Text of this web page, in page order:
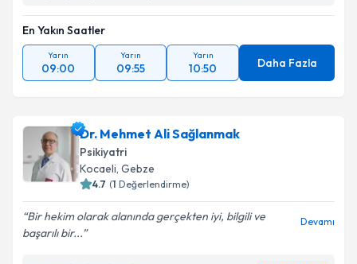
En Yakın Saatler
Yarın
09:00
Yarın
09:55
Yarın
10:50 Daha Fazla
Dr. Mehmet Ali Sağlanmak
Psikiyatri
Kocaeli, Gebze
4.7 (1 Değerlendirme)
Bir hekim olarak alanında gerçekten iyi, bilgili ve
başarılı bir...
Devamı